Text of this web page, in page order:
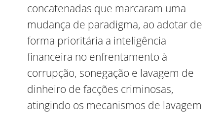
concatenadas que marcaram uma
mudança de paradigma, ao adotar de
forma prioritária a inteligência
financeira no enfrentamento à
corrupção, sonegação e lavagem de
dinheiro de facções criminosas,
atingindo os mecanismos de lavagem